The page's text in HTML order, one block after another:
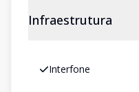
Infraestrutura
Interfone